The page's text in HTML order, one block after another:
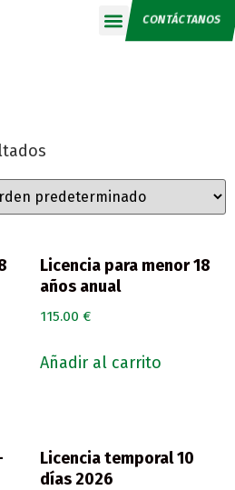
CONTÁCTANOS
Licencia para menor 18
años anual
115.00 €
Añadir al carrito
Licencia temporal 10
días 2026